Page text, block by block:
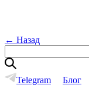
← Назад
Telegram Блог